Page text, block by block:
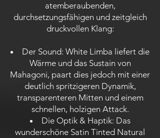
atemberaubenden,
durchsetzungsfähigen und zeitgleich
druckvollen Klang:
Der Sound: White Limba liefert die
Wärme und das Sustain von
Mahagoni, paart dies jedoch mit einer
deutlich spritzigeren Dynamik,
transparenteren Mitten und einem
schnellen, holzigen Attack.
Die Optik & Haptik: Das
wunderschöne Satin Tinted Natural